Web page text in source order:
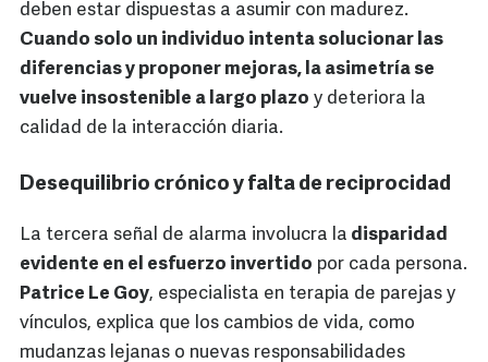
deben estar dispuestas a asumir con madurez.
Cuando solo un individuo intenta solucionar las
diferencias y proponer mejoras, la asimetría se
vuelve insostenible a largo plazo y deteriora la
calidad de la interacción diaria.
Desequilibrio crónico y falta de reciprocidad
La tercera señal de alarma involucra la disparidad
evidente en el esfuerzo invertido por cada persona.
Patrice Le Goy, especialista en terapia de parejas y
vínculos, explica que los cambios de vida, como
mudanzas lejanas o nuevas responsabilidades